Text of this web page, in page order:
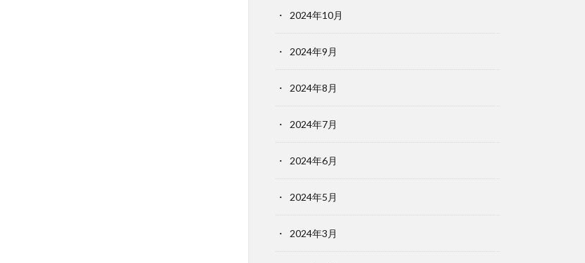
2024年10月
2024年9月
2024年8月
2024年7月
2024年6月
2024年5月
2024年3月